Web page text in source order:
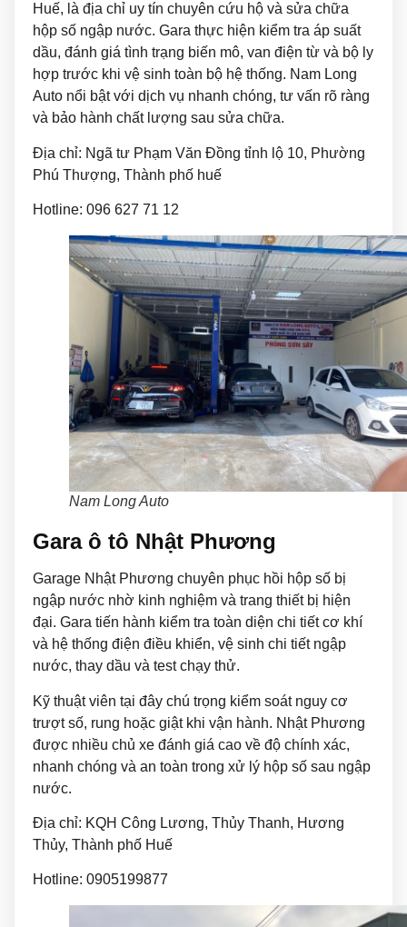
Huế, là địa chỉ uy tín chuyên cứu hộ và sửa chữa
hộp số ngập nước. Gara thực hiện kiểm tra áp suất
dầu, đánh giá tình trạng biến mô, van điện từ và bộ ly
hợp trước khi vệ sinh toàn bộ hệ thống. Nam Long
Auto nổi bật với dịch vụ nhanh chóng, tư vấn rõ ràng
và bảo hành chất lượng sau sửa chữa.
Địa chỉ: Ngã tư Phạm Văn Đồng tỉnh lộ 10, Phường
Phú Thượng, Thành phố huế
Hotline: 096 627 71 12
Nam Long Auto
Gara ô tô Nhật Phương
Garage Nhật Phương chuyên phục hồi hộp số bị
ngập nước nhờ kinh nghiệm và trang thiết bị hiện
đại. Gara tiến hành kiểm tra toàn diện chi tiết cơ khí
và hệ thống điện điều khiển, vệ sinh chi tiết ngập
nước, thay dầu và test chạy thử.
Kỹ thuật viên tại đây chú trọng kiểm soát nguy cơ
trượt số, rung hoặc giật khi vận hành. Nhật Phương
được nhiều chủ xe đánh giá cao về độ chính xác,
nhanh chóng và an toàn trong xử lý hộp số sau ngập
nước.
Địa chỉ: KQH Công Lương, Thủy Thanh, Hương
Thủy, Thành phố Huế
Hotline: 0905199877